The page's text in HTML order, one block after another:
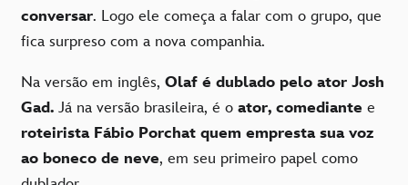
conversar. Logo ele começa a falar com o grupo, que
fica surpreso com a nova companhia.
Na versão em inglês, Olaf é dublado pelo ator Josh
Gad. Já na versão brasileira, é o ator, comediante e
roteirista Fábio Porchat quem empresta sua voz
ao boneco de neve, em seu primeiro papel como